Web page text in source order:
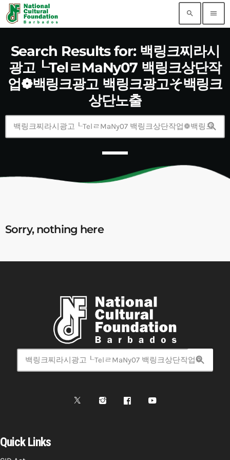
search menu
Search Results for: 백링크찌라시
광고┖TelㄹMaNy07 백링크상단작
업❁백링크광고 백링크광고そ백링크
상단노출
search
Sorry, nothing here
search
Quick Links